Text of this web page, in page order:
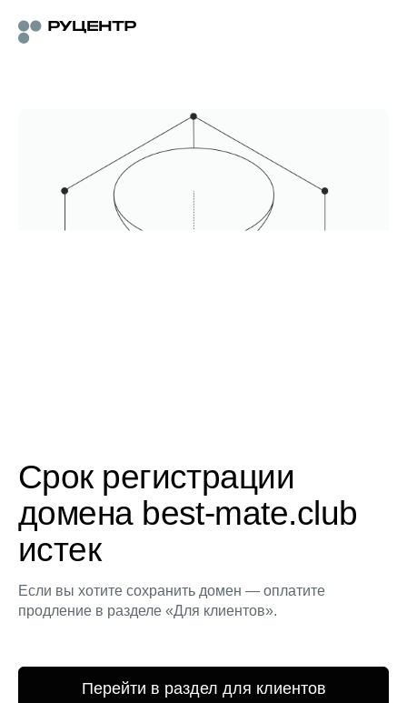
Срок регистрации
домена best-mate.club
истек
Если вы хотите сохранить домен — оплатите
продление в разделе «Для клиентов».
Перейти в раздел для клиентов